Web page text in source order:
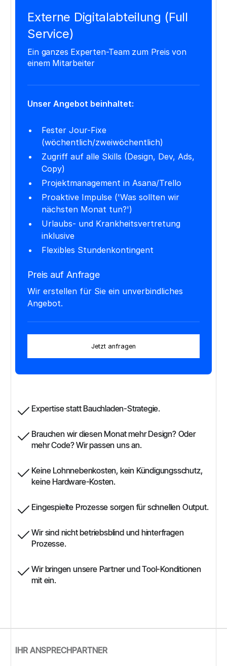
Externe Digitalabteilung (Full
Service)
Ein ganzes Experten-Team zum Preis von
einem Mitarbeiter
Unser Angebot beinhaltet:
Fester Jour-Fixe
(wöchentlich/zweiwöchentlich)
Zugriff auf alle Skills (Design, Dev, Ads,
Copy)
Projektmanagement in Asana/Trello
Proaktive Impulse ('Was sollten wir
nächsten Monat tun?')
Urlaubs- und Krankheitsvertretung
inklusive
Flexibles Stundenkontingent
Preis auf Anfrage
Wir erstellen für Sie ein unverbindliches
Angebot.
Jetzt anfragen
Expertise statt Bauchladen-Strategie.
Brauchen wir diesen Monat mehr Design? Oder
mehr Code? Wir passen uns an.
Keine Lohnnebenkosten, kein Kündigungsschutz,
keine Hardware-Kosten.
Eingespielte Prozesse sorgen für schnellen Output.
Wir sind nicht betriebsblind und hinterfragen
Prozesse.
Wir bringen unsere Partner und Tool-Konditionen
mit ein.
IHR ANSPRECHPARTNER